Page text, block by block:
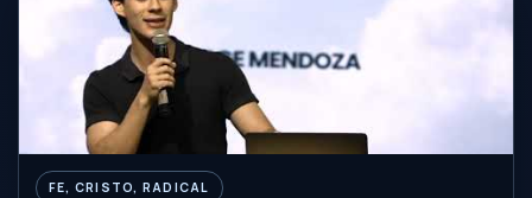
FE, CRISTO, RADICAL